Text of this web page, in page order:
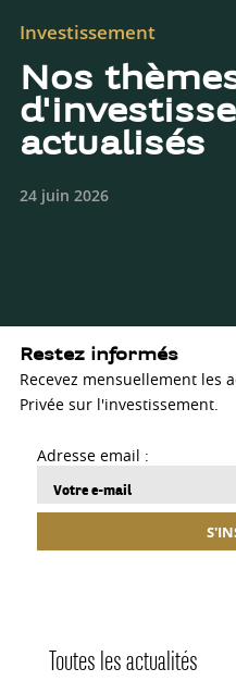
Investissement
Nos
actualisés
24 juin 2026
Restez informés
Recevez mensuellement les
Privée sur l'investissement.
Adresse email :
Toutes les actualités